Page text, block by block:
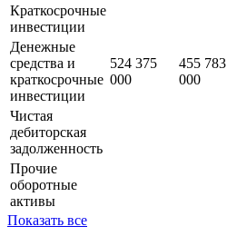
Краткосрочные
инвестиции
Денежные
средства и
краткосрочные
инвестиции
524 375
000
455 783
000
Чистая
дебиторская
задолженность
Прочие
оборотные
активы
Показать все